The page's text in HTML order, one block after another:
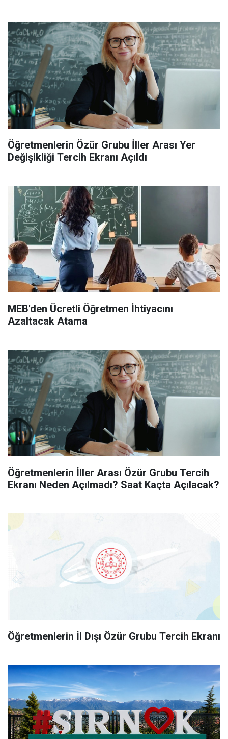
Öğretmenlerin Özür Grubu İller Arası Yer
Değişikliği Tercih Ekranı Açıldı
MEB'den Ücretli Öğretmen İhtiyacını
Azaltacak Atama
Öğretmenlerin İller Arası Özür Grubu Tercih
Ekranı Neden Açılmadı? Saat Kaçta Açılacak?
Öğretmenlerin İl Dışı Özür Grubu Tercih Ekranı